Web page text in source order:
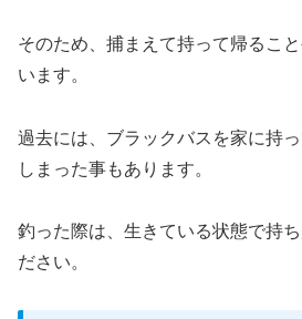
そのため、捕まえて持って帰るこ
います。
過去には、ブラックバスを家に持
しまった事もあります。
釣った際は、生きている状態で持
ださい。